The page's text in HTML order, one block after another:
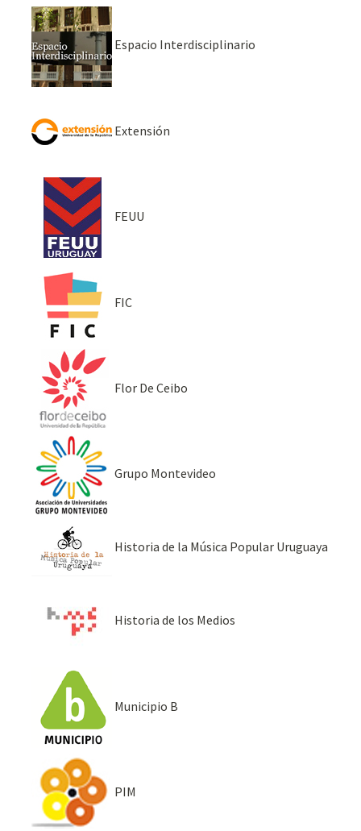
Espacio Interdisciplinario
Extensión
FEUU
FIC
Flor De Ceibo
Grupo Montevideo
Historia de la Música Popular Uruguaya
Historia de los Medios
Municipio B
PIM